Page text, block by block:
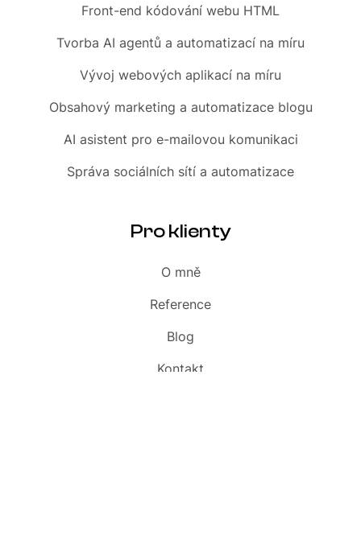
Front-end kódování webu HTML
Tvorba AI agentů a automatizací na míru
Vývoj webových aplikací na míru
Obsahový marketing a automatizace blogu
AI asistent pro e-mailovou komunikaci
Správa sociálních sítí a automatizace
Pro klienty
O mně
Reference
Blog
Kontakt